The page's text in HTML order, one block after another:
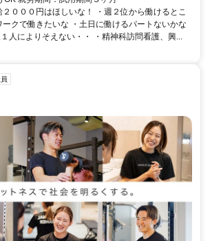
０００円はほしいな！ ・週２位から働けるとこ
ークで働きたいな ・土日に働けるパートないかな
人によりそえない・・ ・精神科訪問看護、興...